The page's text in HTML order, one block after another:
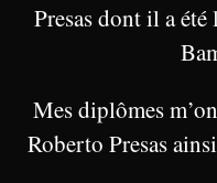
Presas dont il a été
Mes diplômes
Roberto Presas